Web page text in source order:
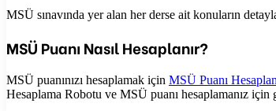
MSÜ sınavında yer alan her derse ait konuların
MSÜ Puanı Nasıl Hesaplanır?
MSÜ puanınızı hesaplamak için MSÜ Puanı
Hesaplama Robotu ve MSÜ puanı hesaplamanız için